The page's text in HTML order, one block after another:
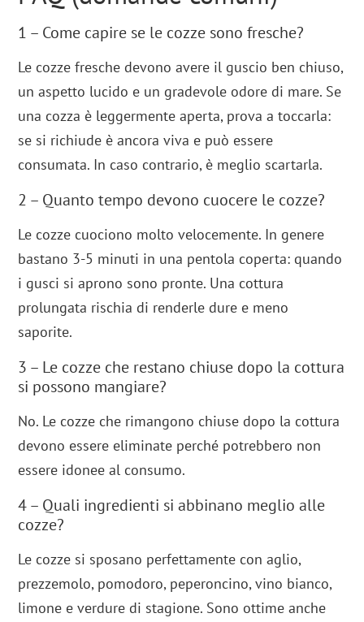
1 – Come capire se le cozze sono fresche?
Le cozze fresche devono avere il guscio ben chiuso,
un aspetto lucido e un gradevole odore di mare. Se
una cozza è leggermente aperta, prova a toccarla:
se si richiude è ancora viva e può essere
consumata. In caso contrario, è meglio scartarla.
2 – Quanto tempo devono cuocere le cozze?
Le cozze cuociono molto velocemente. In genere
bastano 3-5 minuti in una pentola coperta: quando
i gusci si aprono sono pronte. Una cottura
prolungata rischia di renderle dure e meno
saporite.
3 – Le cozze che restano chiuse dopo la cottura
si possono mangiare?
No. Le cozze che rimangono chiuse dopo la cottura
devono essere eliminate perché potrebbero non
essere idonee al consumo.
4 – Quali ingredienti si abbinano meglio alle
cozze?
Le cozze si sposano perfettamente con aglio,
prezzemolo, pomodoro, peperoncino, vino bianco,
limone e verdure di stagione. Sono ottime anche